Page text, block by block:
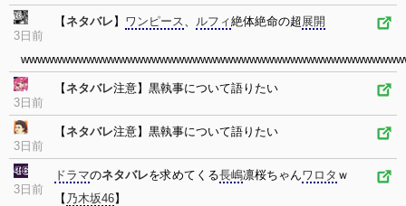
3日前
【ネタバレ 】 ワンピース、 ルフィ絶体絶命の超展開
3日前
【ネタバレ注意】黒執事について語りたい
3日前
【ネタバレ注意】黒執事について語りたい
3日前
ドラマのネタバレを求めてくる長嶋凛桜ちゃんワロタ ｗ
【 乃木坂46】